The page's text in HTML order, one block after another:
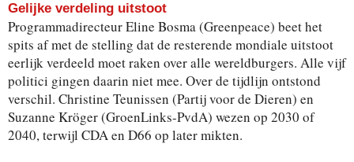
Gelijke verdeling uitstoot
Programmadirecteur Eline Bosma (Greenpeace) beet het
spits af met de stelling dat de resterende mondiale uitstoot
eerlijk verdeeld moet raken over alle wereldburgers. Alle vijf
politici gingen daarin niet mee. Over de tijdlijn ontstond
verschil. Christine Teunissen (Partij voor de Dieren) en
Suzanne Kröger (GroenLinks-PvdA) wezen op 2030 of
2040, terwijl CDA en D66 op later mikten.